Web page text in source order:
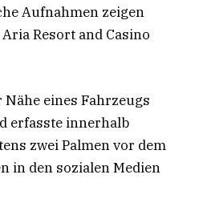
Aufnahmen zeigen
Resort and Casino
eines Fahrzeugs
erfasste innerhalb
zwei Palmen vor dem
in den sozialen Medien